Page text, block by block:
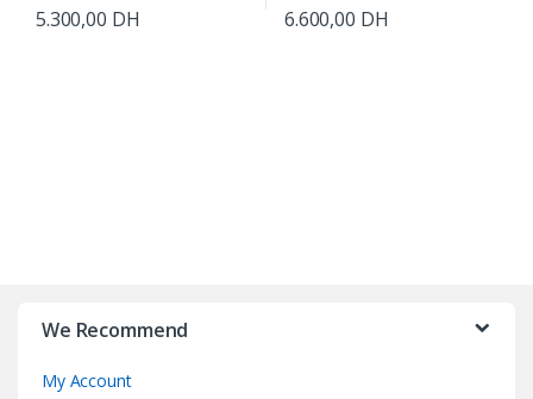
5.300,00 DH 6.600,00 DH
We Recommend
My Account